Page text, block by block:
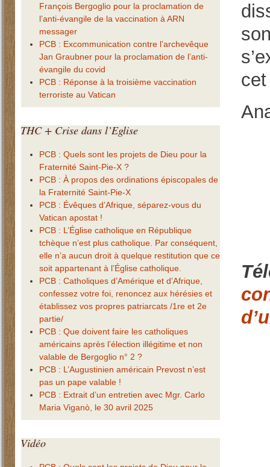
François Bergoglio pour la proclamation de
l’anti-évangile de la vaccination à ARN
messager
PCB : Excommunication contre l’archevêque
Jan Graubner pour la proclamation de l’anti-
évangile du covid
PCB : Réponse à la troisième vaccination
terroriste au Vatican
THC+ Crise dans l’Eglise
PCB : Quels sont les projets de Dieu pour la
Fraternité Saint-Pie-X ?
PCB : À propos des ordinations épiscopales de
la Fraternité Saint-Pie-X
PCB : Évêques d’Afrique, séparez-vous du
Vatican apostat !
PCB : L’Église catholique en République
tchèque n’est plus catholique. Par conséquent,
elle n’a aucun droit à quelque restitution que ce
soit appartenant à l’Église catholique.
PCB : Catholiques d’Amérique et d’Afrique,
confessez votre foi, renoncez aux hérésies et
établissez vos propres patriarcats /1re et 2e
partie/
PCB : Que doivent faire les catholiques
américains après l’élection illégitime et non
valable de Bergoglio n° 2 ?
PCB : L’Augustinien américain Prevost n’est
pas un pape valable !
PCB : Extrait d’un entretien avec Mgr. Carlo
Maria Viganò, le 30 avril 2025
Vidéo